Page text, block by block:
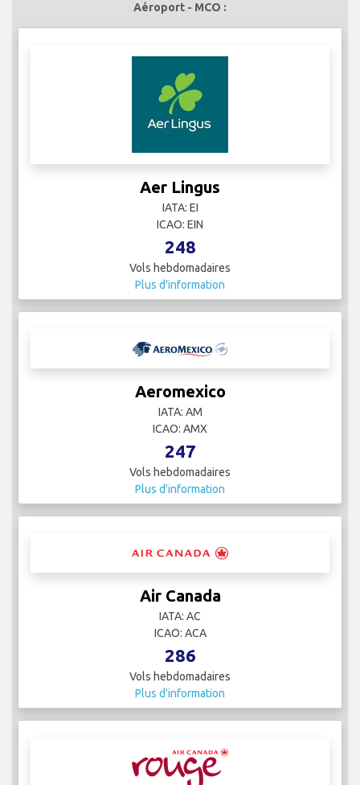
Aéroport - MCO :
Aer Lingus
IATA: EI
ICAO: EIN
248
Vols hebdomadaires
Plus d'information
Aeromexico
IATA: AM
ICAO: AMX
247
Vols hebdomadaires
Plus d'information
Air Canada
IATA: AC
ICAO: ACA
286
Vols hebdomadaires
Plus d'information